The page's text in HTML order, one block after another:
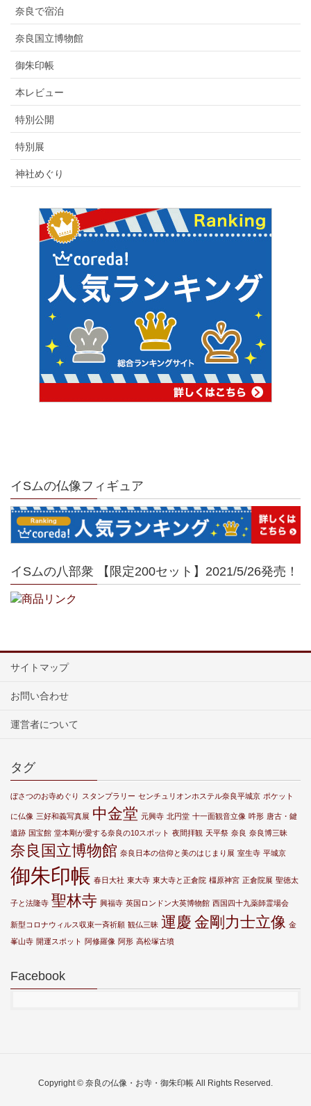
奈良で宿泊
奈良国立博物館
御朱印帳
本レビュー
特別公開
特別展
神社めぐり
イSムの仏像フィギュア
イSムの八部衆 【限定200セット】2021/5/26発売！
サイトマップ
お問い合わせ
運営者について
タグ
ぼさつのお寺めぐり スタンプラリー センチュリオンホステル奈良平城京 ポケット
に仏像 三好和義写真展 中金堂 元興寺 北円堂 十一面観音立像 吽形 唐古・鍵
遺跡 国宝館 堂本剛が愛する奈良の10スポット 夜間拝観 天平祭 奈良 奈良博三昧
奈良国立博物館 奈良日本の信仰と美のはじまり展 室生寺 平城京
御朱印帳 春日大社 東大寺 東大寺と正倉院 橿原神宮 正倉院展 聖徳太
子と法隆寺 聖林寺 興福寺 英国ロンドン大英博物館 西国四十九薬師霊場会
新型コロナウィルス収束一斉祈願 観仏三昧 運慶 金剛力士立像 金
峯山寺 開運スポット 阿修羅像 阿形 高松塚古墳
Facebook
Copyright © 奈良の仏像・お寺・御朱印帳 All Rights Reserved.